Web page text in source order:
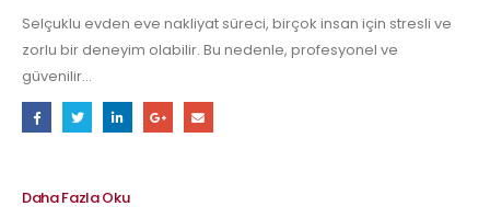
Selçuklu evden eve nakliyat süreci, birçok insan için stresli ve
zorlu bir deneyim olabilir. Bu nedenle, profesyonel ve
güvenilir...
Daha Fazla Oku